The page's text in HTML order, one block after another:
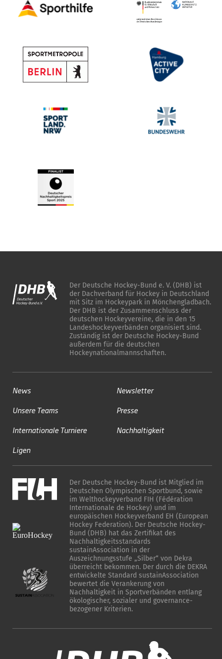
Der Deutsche Hockey-Bund e. V. (DHB) ist
der Dachverband für Hockey in Deutschland
mit Sitz im Hockeypark in Mönchengladbach.
Der DHB ist der Zusammenschluss der
deutschen Hockeyvereine, die in den 15
Landeshockeyverbänden organisiert sind.
Zuständig ist der Deutsche Hockey-Bund
außerdem für die deutschen
Hockeynationalmannschaften.
News
Unsere Teams
Internationale Turniere
Ligen
Newsletter
Presse
Nachhaltigkeit
Der Deutsche Hockey-Bund ist Mitglied im
Deutschen Olympischen Sportbund, sowie
im Welthockeyverband FIH (Fédération
Internationale de Hockey) und im
europäischen Hockeyverband EH (European
Hockey Federation). Der Deutsche Hockey-
Bund (DHB) hat das Zertifikat des
Nachhaltigkeitsstandards
sustainAssociation in der
Auszeichnungsstufe „Silber“ von Dekra
überreicht bekommen. Der durch die DEKRA
entwickelte Standard sustainAssociation
bewertet die Verankerung von
Nachhaltigkeit in Sportverbänden entlang
ökologischer, sozialer und governance-
bezogener Kriterien.